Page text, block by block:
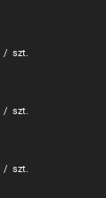
/ szt.
/ szt.
/ szt.